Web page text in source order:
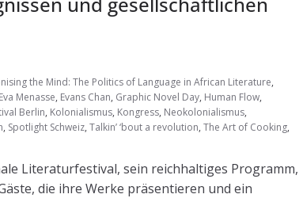
the Mind: The Politics of Language in African Literature,
Eva Menasse, Evans Chan, Graphic Novel Day, Human Flow,
Berlin, Kolonialismus, Kongress, Neokolonialismus,
, Spotlight Schweiz, Talkin’ ‘bout a revolution, The Art of Cooking,
Literaturfestival, sein reichhaltiges Programm,
die ihre Werke präsentieren und ein